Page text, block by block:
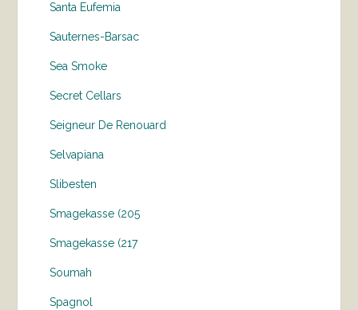
Santa Eufemia
Sauternes-Barsac
Sea Smoke
Secret Cellars
Seigneur De Renouard
Selvapiana
Slibesten
Smagekasse (205
Smagekasse (217
Soumah
Spagnol